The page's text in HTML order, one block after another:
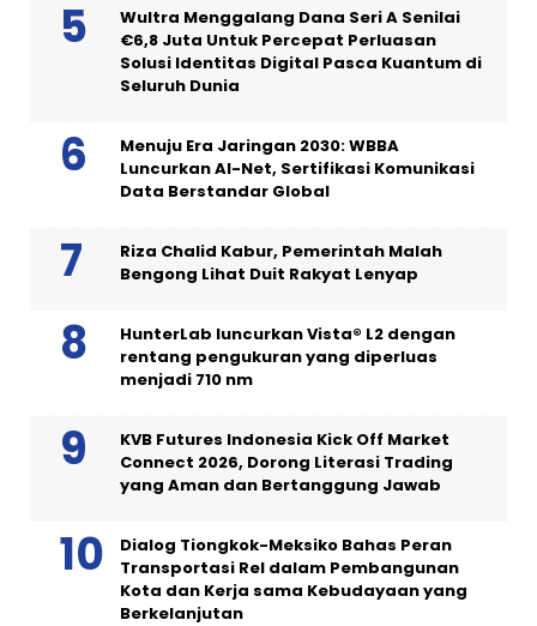
Wultra Menggalang Dana Seri A Senilai
€6,8 Juta Untuk Percepat Perluasan
Solusi Identitas Digital Pasca Kuantum di
Seluruh Dunia
Menuju Era Jaringan 2030: WBBA
Luncurkan AI-Net, Sertifikasi Komunikasi
Data Berstandar Global
Riza Chalid Kabur, Pemerintah Malah
Bengong Lihat Duit Rakyat Lenyap
HunterLab luncurkan Vista® L2 dengan
rentang pengukuran yang diperluas
menjadi 710 nm
KVB Futures Indonesia Kick Off Market
Connect 2026, Dorong Literasi Trading
yang Aman dan Bertanggung Jawab
Dialog Tiongkok-Meksiko Bahas Peran
Transportasi Rel dalam Pembangunan
Kota dan Kerja sama Kebudayaan yang
Berkelanjutan